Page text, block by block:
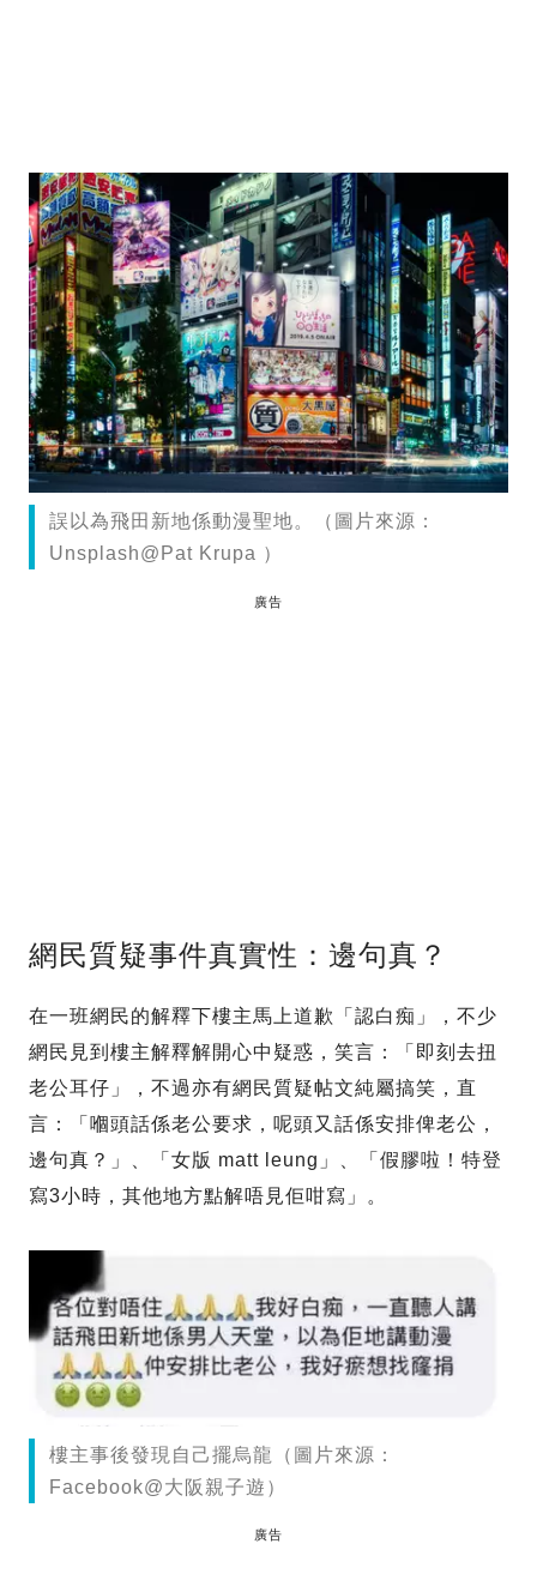
誤以為飛田新地係動漫聖地。（圖片來源：
Unsplash@Pat Krupa ）
廣告
網民質疑事件真實性：邊句真？
在一班網民的解釋下樓主馬上道歉「認白痴」，不少
網民見到樓主解釋解開心中疑惑，笑言：「即刻去扭
老公耳仔」，不過亦有網民質疑帖文純屬搞笑，直
言：「嗰頭話係老公要求，呢頭又話係安排俾老公，
邊句真？」、「女版 matt leung」、「假膠啦！特登
寫3小時，其他地方點解唔見佢咁寫」。
樓主事後發現自己擺烏龍（圖片來源：
Facebook@大阪親子遊）
廣告